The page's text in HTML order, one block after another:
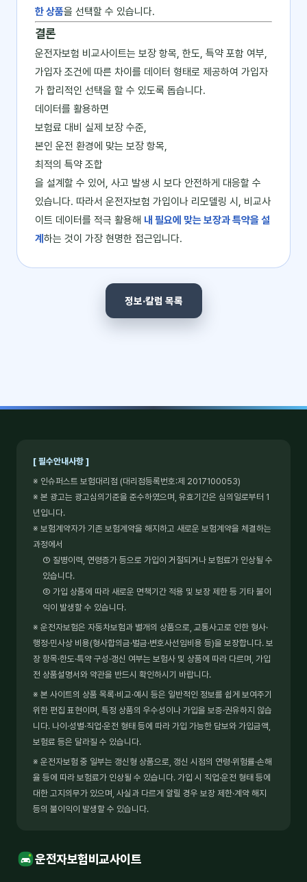
한 상품을 선택할 수 있습니다.
결론
운전자보험 비교사이트는 보장 항목, 한도, 특약 포함 여부,
가입자 조건에 따른 차이를 데이터 형태로 제공하여 가입자
가 합리적인 선택을 할 수 있도록 돕습니다.
데이터를 활용하면
보험료 대비 실제 보장 수준,
본인 운전 환경에 맞는 보장 항목,
최적의 특약 조합
을 설계할 수 있어, 사고 발생 시 보다 안전하게 대응할 수
있습니다. 따라서 운전자보험 가입이나 리모델링 시, 비교사
이트 데이터를 적극 활용해 내 필요에 맞는 보장과 특약을 설
계 하는 것이 가장 현명한 접근입니다.
정보·칼럼 목록
[ 필수안내사항 ]
※ 인슈퍼스트 보험대리점 (대리점등록번호:제 2017100053)
※ 본 광고는 광고심의기준을 준수하였으며, 유효기간은 심의일로부터 1
년입니다.
※ 보험계약자가 기존 보험계약을 해지하고 새로운 보험계약을 체결하는
과정에서
① 질병이력, 연령증가 등으로 가입이 거절되거나 보험료가 인상될 수
있습니다.
② 가입 상품에 따라 새로운 면책기간 적용 및 보장 제한 등 기타 불이
익이 발생할 수 있습니다.
※ 운전자보험은 자동차보험과 별개의 상품으로, 교통사고로 인한 형사·
행정·민사상 비용(형사합의금·벌금·변호사선임비용 등)을 보장합니다. 보
장 항목·한도·특약 구성·갱신 여부는 보험사 및 상품에 따라 다르며, 가입
전 상품설명서와 약관을 반드시 확인하시기 바랍니다.
※ 본 사이트의 상품 목록·비교·예시 등은 일반적인 정보를 쉽게 보여주기
위한 편집 표현이며, 특정 상품의 우수성이나 가입을 보증·권유하지 않습
니다. 나이·성별·직업·운전 형태 등에 따라 가입 가능한 담보와 가입금액,
보험료 등은 달라질 수 있습니다.
※ 운전자보험 중 일부는 갱신형 상품으로, 갱신 시점의 연령·위험률·손해
율 등에 따라 보험료가 인상될 수 있습니다. 가입 시 직업·운전 형태 등에
대한 고지의무가 있으며, 사실과 다르게 알릴 경우 보장 제한·계약 해지
등의 불이익이 발생할 수 있습니다.
운전자보험비교사이트